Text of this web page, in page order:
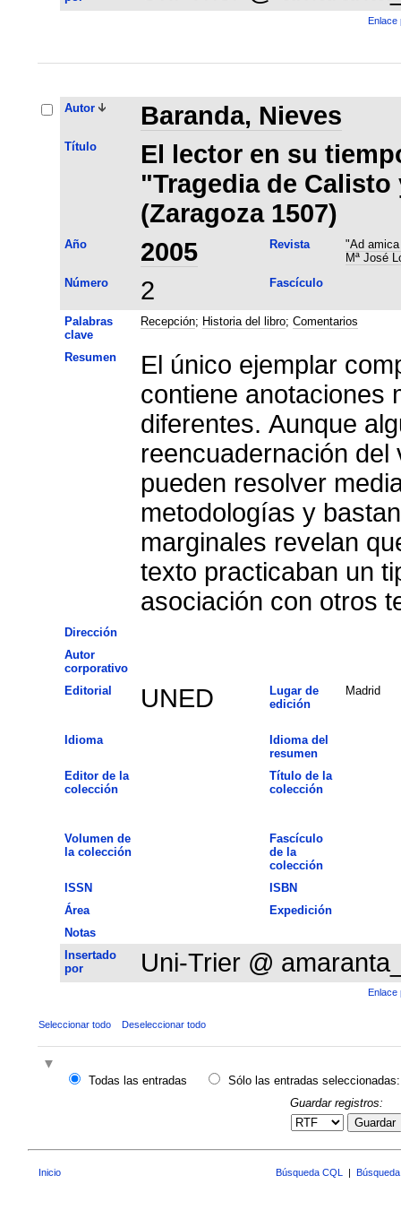
Enlace
Autor Baranda, Nieves
Título
El lector en su
"Tragedia de Calisto
(Zaragoza 1507)
Año 2005 Revista
"Ad
Mª José
Número
2 Fascículo
Palabras
clave
Recepción; Historia del libro; Comentarios
Resumen
El único ejemplar
contiene anotaciones
diferentes. Aunque
reencuadernación
pueden resolver
metodologías y
marginales revelan
texto practicaban un
asociación con otros
Dirección
Autor
corporativo
Editorial
UNED
Lugar de
edición
Madrid
Idioma
Idioma del
resumen
Editor de la
colección
Título de la
colección
Volumen de
la colección
Fascículo
de la
colección
ISSN
ISBN
Área
Expedición
Notas
Insertado
por
Uni-Trier @
Enlace
Seleccionar todo Deseleccionar todo
Todas las entradas
Sólo las entradas seleccionadas:
Guardar registros:
Guardar
Inicio Búsqueda CQL